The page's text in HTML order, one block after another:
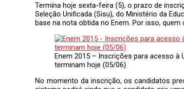
Termina hoje sexta-feira (5), o prazo de
Seleção Unificada (Sisu), do Ministério da
base na nota obtida no Enem. Por isso,
Enem 2015 – Inscrições para acesso à
terminam hoje (05/06)
No momento da inscrição, os candidatos